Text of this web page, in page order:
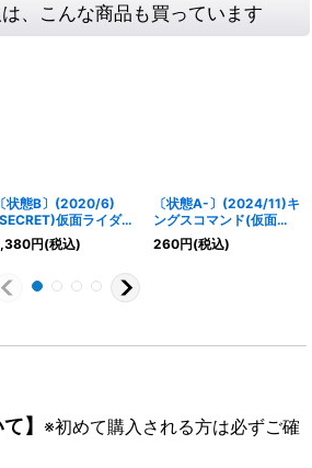
、こんな商品も買っています
〔状態B〕(2020/6)
仮面ライダー
イザ[2]【X-SEC】
X01}《多》
円(税込)
〔状態A-〕(2024/11)キ
ングスコマンド(仮面ラ
イダーオーズイラスト)
【R】{SD24-013}
260円(税込)
】 ※初めて購入される方は必ずご確